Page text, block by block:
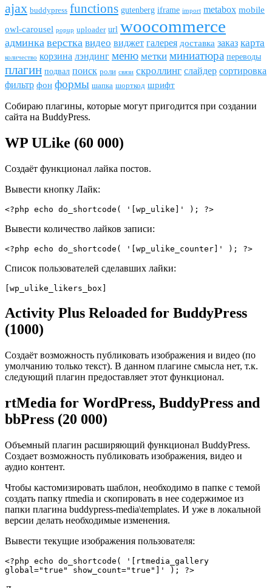
ajax buddypress funсtions gutenberg iframe import metabox mobile
owl-carousel popup uploader url woocommerce
админка верстка видео виджет галерея доставка заказ карта
количество корзина лэндинг меню метки миниатюра переводы
плагин подвал поиск роли связи скроллинг слайдер сортировка
фильтр фон формы шапка шорткод шрифт
Собираю плагины, которые могут пригодится при создании
сайта на BuddyPress.
WP ULike (60 000)
Создаёт функционал лайка постов.
Вывести кнопку Лайк:
<?php echo do_shortcode( '[wp_ulike]' ); ?>
Вывести количество лайков записи:
<?php echo do_shortcode( '[wp_ulike_counter]' ); ?>
Список пользователей сделавших лайки:
[wp_ulike_likers_box]
Activity Plus Reloaded for BuddyPress
(1000)
Создаёт возможность публиковать изображения и видео (по
умолчанию только текст). В данном плагине смысла нет, т.к.
следующий плагин предоставляет этот функционал.
rtMedia for WordPress, BuddyPress and
bbPress (20 000)
Объемный плагин расширяющий функционал BuddyPress.
Создает возможность публиковать изображения, видео и
аудио контент.
Чтобы кастомизировать шаблон, необходимо в папке с темой
создать папку rtmedia и скопировать в нее содержимое из
папки плагина buddypress-media\templates. И уже в локальной
версии делать необходимые изменения.
Вывести текущие изображения пользователя:
<?php echo do_shortcode( '[rtmedia_gallery
global="true" show_count="true"]' ); ?>